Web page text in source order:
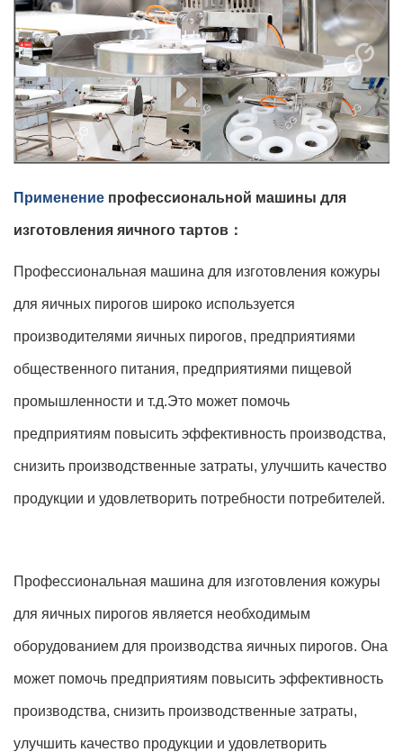
Применение профессиональной машины для
изготовления яичного тартов ：
Профессиональная машина для изготовления кожуры
для яичных пирогов широко используется
производителями яичных пирогов, предприятиями
общественного питания, предприятиями пищевой
промышленности и т.д.Это может помочь
предприятиям повысить эффективность производства,
снизить производственные затраты, улучшить качество
продукции и удовлетворить потребности потребителей.
Профессиональная машина для изготовления кожуры
для яичных пирогов является необходимым
оборудованием для производства яичных пирогов. Она
может помочь предприятиям повысить эффективность
производства, снизить производственные затраты,
улучшить качество продукции и удовлетворить